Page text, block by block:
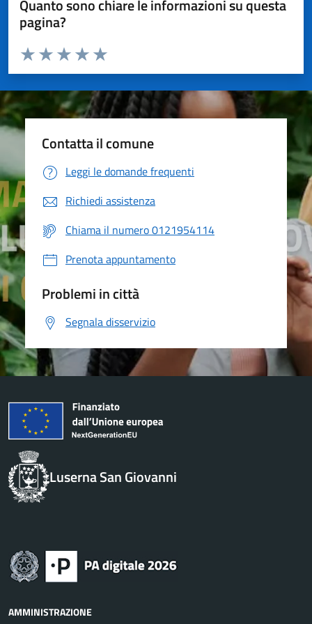
Quanto sono chiare le informazioni su questa
pagina?
Valuta da 1 a 5 stelle la pagina
Valuta 5 stelle su 5
Valuta 4 stelle su 5
Valuta 3 stelle su 5
Valuta 2 stelle su 5
Valuta 1 stelle su 5
Contatta il comune
Leggi le domande frequenti
Richiedi assistenza
Chiama il numero 0121954114
Prenota appuntamento
Problemi in città
Segnala disservizio
Luserna San Giovanni
AMMINISTRAZIONE